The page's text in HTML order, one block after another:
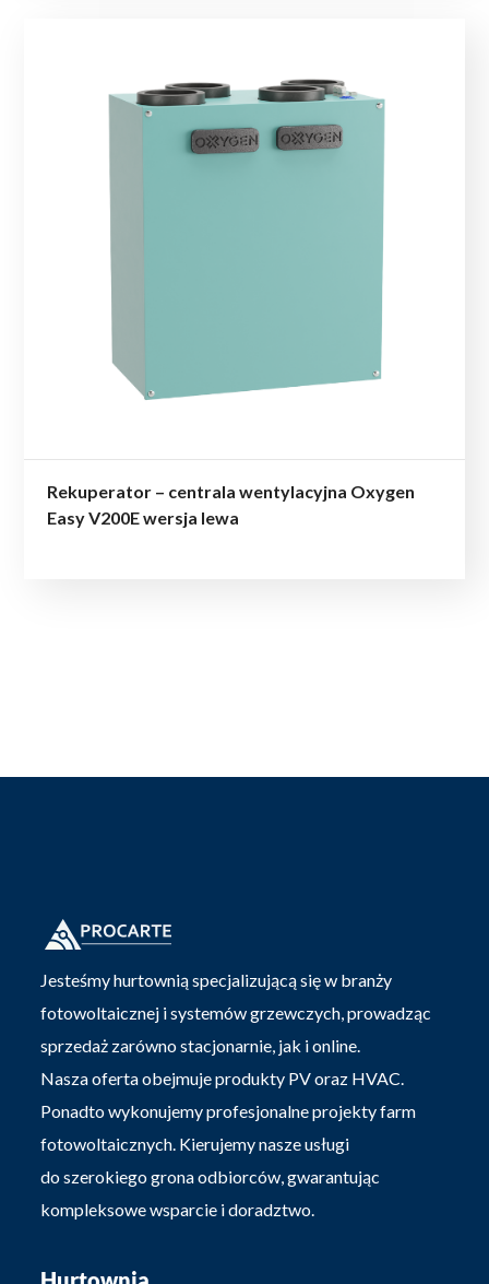
Rekuperator – centrala wentylacyjna Oxygen
Easy V200E wersja lewa
Jesteśmy hurtownią specjalizującą się w branży
fotowoltaicznej i systemów grzewczych, prowadząc
sprzedaż zarówno stacjonarnie, jak i online.
Nasza oferta obejmuje produkty PV oraz HVAC.
Ponadto wykonujemy profesjonalne projekty farm
fotowoltaicznych. Kierujemy nasze usługi
do szerokiego grona odbiorców, gwarantując
kompleksowe wsparcie i doradztwo.